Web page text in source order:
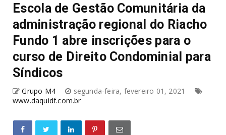
Escola de Gestão Comunitária da
administração regional do Riacho
Fundo 1 abre inscrições para o
curso de Direito Condominial para
Síndicos
Grupo M4
segunda-feira, fevereiro 01, 2021
www.daquidf.com.br